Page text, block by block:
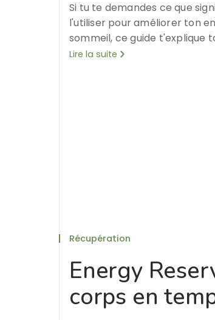
Si tu te demandes ce que
l'utiliser pour améliorer ton
sommeil, ce guide t'explique
Lire la suite
Récupération
Energy
corps en